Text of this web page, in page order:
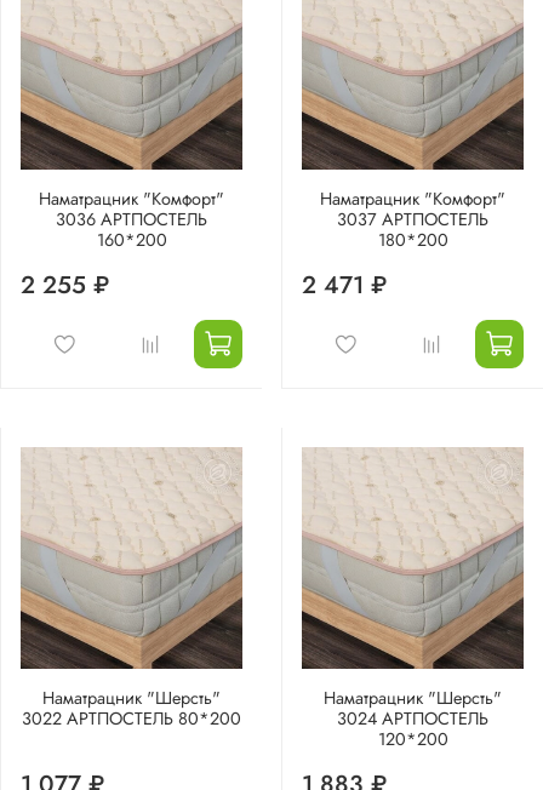
Наматрацник "Комфорт"
3036 АРТПОСТЕЛЬ
160*200
2 255 ₽
Наматрацник "Комфорт"
3037 АРТПОСТЕЛЬ
180*200
2 471 ₽
Наматрацник "Шерсть"
3022 АРТПОСТЕЛЬ 80*200
Наматрацник "Шерсть"
3024 АРТПОСТЕЛЬ
120*200